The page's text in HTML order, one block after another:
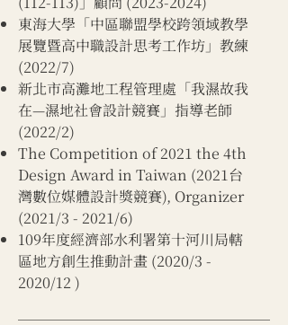
東海大學「中區聯盟學校跨領域教學
展覽暨高中職設計思考工作坊」教練
(2022/7)
​新北市高灘地工程管理處「我濕故我
在—濕地社會設計競賽」指導老師
(2022/2)
The Competition of 2021 the 4th
Design Award in Taiwan (2021台
灣數位媒體設計獎競賽), Organizer
(2021/3 - 2021/6)
109年度經濟部水利署第十河川局轄
區地方創生推動計畫 (2020/3 -
2020/12 )​